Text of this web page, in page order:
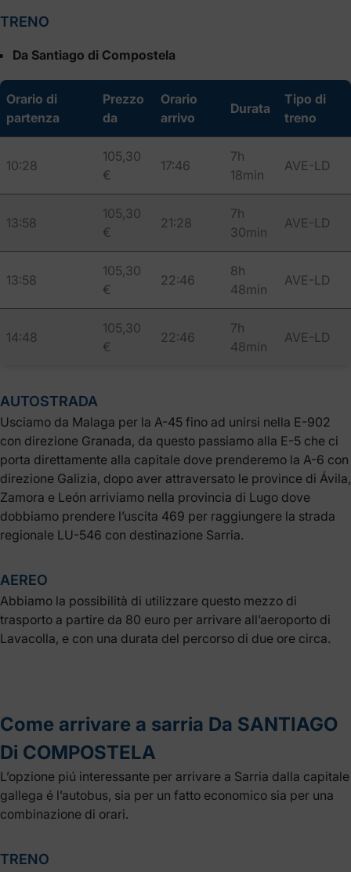
TRENO
Da Santiago di Compostela
Orario di
partenza
Prezzo
da
Orario
arrivo
Durata
Tipo di
treno
10:28
105,30
€
17:46
7h
18min
AVE-LD
13:58
105,30
€
21:28
7h
30min
AVE-LD
13:58
105,30
€
22:46
8h
48min
AVE-LD
14:48
105,30
€
22:46
7h
48min
AVE-LD
AUTOSTRADA
Usciamo da Malaga per la A-45 fino ad unirsi nella E-902
con direzione Granada, da questo passiamo alla E-5 che ci
porta direttamente alla capitale dove prenderemo la A-6 con
direzione Galizia, dopo aver attraversato le province di Ávila,
Zamora e León arriviamo nella provincia di Lugo dove
dobbiamo prendere l’uscita 469 per raggiungere la strada
regionale LU-546 con destinazione Sarria.
AEREO
Abbiamo la possibilità di utilizzare questo mezzo di
trasporto a partire da 80 euro per arrivare all’aeroporto di
Lavacolla, e con una durata del percorso di due ore circa.
Come arrivare a sarria Da SANTIAGO
Di COMPOSTELA
L’opzione piú interessante per arrivare a Sarria dalla capitale
gallega é l’autobus, sia per un fatto economico sia per una
combinazione di orari.
TRENO